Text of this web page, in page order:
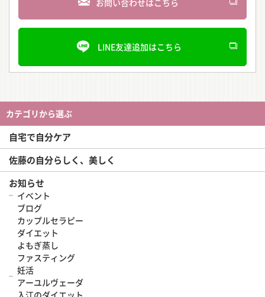
LINE友達追加はこちら
カテゴリから選ぶ
自宅で自分ケア
佐藤の自分らしく、美しく
お知らせ
イベント
ブログ
カップルセラピー
ダイエット
よもぎ蒸し
ファスティング
妊活
アーユルヴェーダ
入江のダイエット